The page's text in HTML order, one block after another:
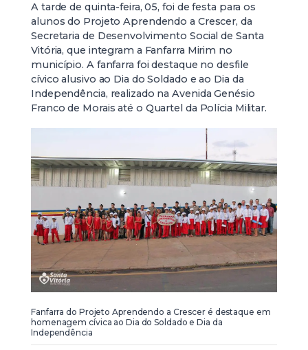
A tarde de quinta-feira, 05, foi de festa para os
alunos do Projeto Aprendendo a Crescer, da
Secretaria de Desenvolvimento Social de Santa
Vitória, que integram a Fanfarra Mirim no
município. A fanfarra foi destaque no desfile
cívico alusivo ao Dia do Soldado e ao Dia da
Independência, realizado na Avenida Genésio
Franco de Morais até o Quartel da Polícia Militar.
Fanfarra do Projeto Aprendendo a Crescer é destaque em
homenagem cívica ao Dia do Soldado e Dia da
Independência